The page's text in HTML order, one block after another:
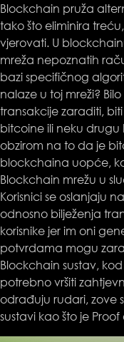
Blockchain pruža
tako što eliminira
vjerovati. U
mreža nepoznatih
bazi specifičnog
nalaze u toj mreži?
transakcije zaraditi,
bitcoine ili neku drugu
obzirom na to da je
blockchaina uopće,
Blockchain mrežu u
Korisnici se oslanjaju
odnosno bilježenja
korisnike jer im oni
potvrdama mogu
Blockchain sustav,
potrebno vršiti
odrađuju rudari, zove
sustavi kao što je Proof